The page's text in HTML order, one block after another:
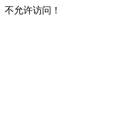
不允许访问！